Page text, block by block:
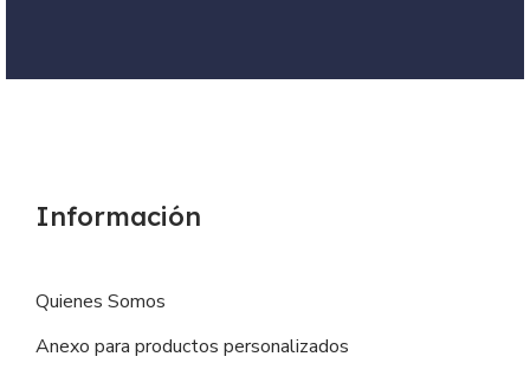
Información
Quienes Somos
Anexo para productos personalizados